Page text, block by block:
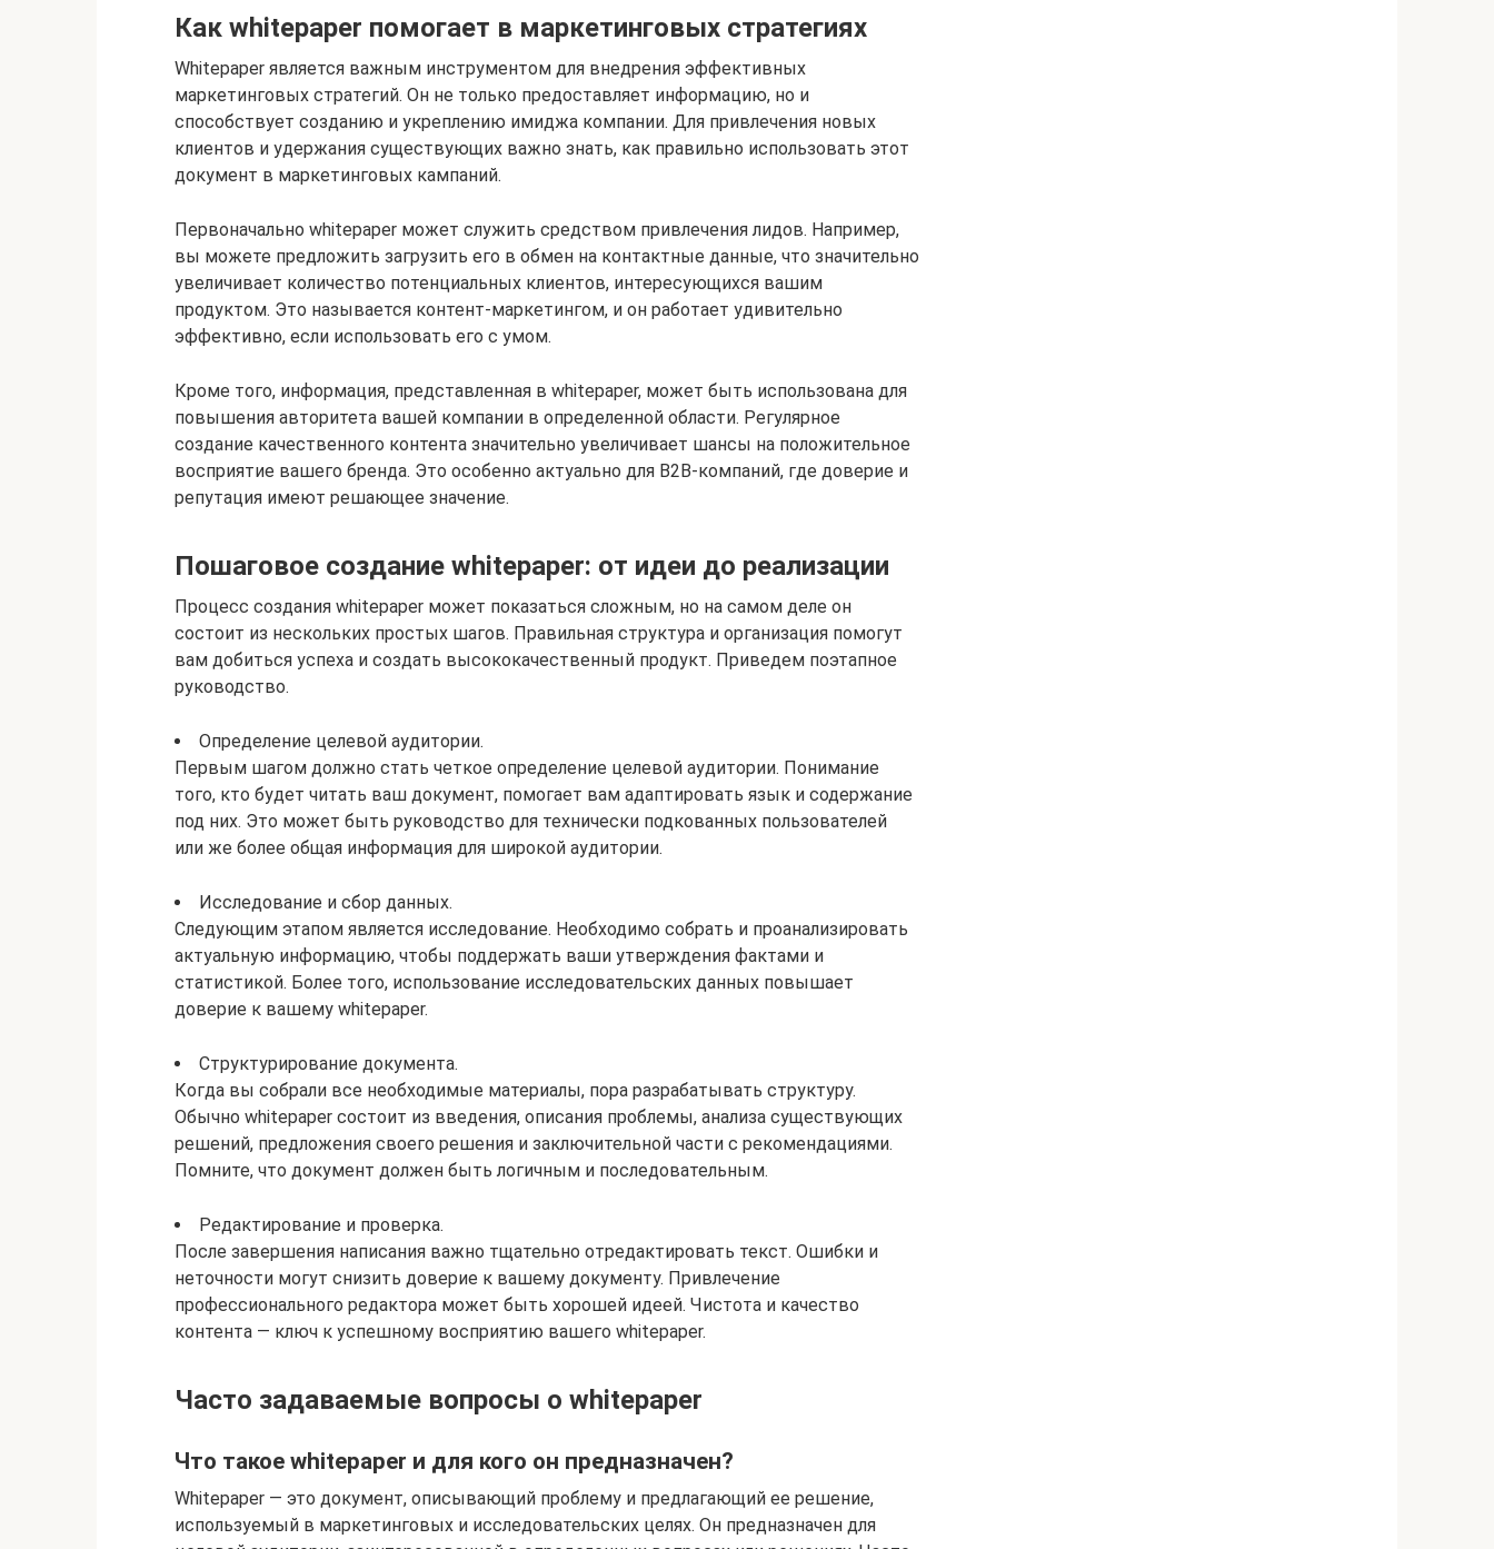
Как whitepaper помогает в маркетинговых стратегиях
Whitepaper является важным инструментом для внедрения эффективных
маркетинговых стратегий. Он не только предоставляет информацию, но и
способствует созданию и укреплению имиджа компании. Для привлечения новых
клиентов и удержания существующих важно знать, как правильно использовать этот
документ в маркетинговых кампаний.
Первоначально whitepaper может служить средством привлечения лидов. Например,
вы можете предложить загрузить его в обмен на контактные данные, что значительно
увеличивает количество потенциальных клиентов, интересующихся вашим
продуктом. Это называется контент-маркетингом, и он работает удивительно
эффективно, если использовать его с умом.
Кроме того, информация, представленная в whitepaper, может быть использована для
повышения авторитета вашей компании в определенной области. Регулярное
создание качественного контента значительно увеличивает шансы на положительное
восприятие вашего бренда. Это особенно актуально для B2B-компаний, где доверие и
репутация имеют решающее значение.
Пошаговое создание whitepaper: от идеи до реализации
Процесс создания whitepaper может показаться сложным, но на самом деле он
состоит из нескольких простых шагов. Правильная структура и организация помогут
вам добиться успеха и создать высококачественный продукт. Приведем поэтапное
руководство.
Определение целевой аудитории.
Первым шагом должно стать четкое определение целевой аудитории. Понимание
того, кто будет читать ваш документ, помогает вам адаптировать язык и содержание
под них. Это может быть руководство для технически подкованных пользователей
или же более общая информация для широкой аудитории.
Исследование и сбор данных.
Следующим этапом является исследование. Необходимо собрать и проанализировать
актуальную информацию, чтобы поддержать ваши утверждения фактами и
статистикой. Более того, использование исследовательских данных повышает
доверие к вашему whitepaper.
Структурирование документа.
Когда вы собрали все необходимые материалы, пора разрабатывать структуру.
Обычно whitepaper состоит из введения, описания проблемы, анализа существующих
решений, предложения своего решения и заключительной части с рекомендациями.
Помните, что документ должен быть логичным и последовательным.
Редактирование и проверка.
После завершения написания важно тщательно отредактировать текст. Ошибки и
неточности могут снизить доверие к вашему документу. Привлечение
профессионального редактора может быть хорошей идеей. Чистота и качество
контента — ключ к успешному восприятию вашего whitepaper.
Часто задаваемые вопросы о whitepaper
Что такое whitepaper и для кого он предназначен?
Whitepaper — это документ, описывающий проблему и предлагающий ее решение,
используемый в маркетинговых и исследовательских целях. Он предназначен для